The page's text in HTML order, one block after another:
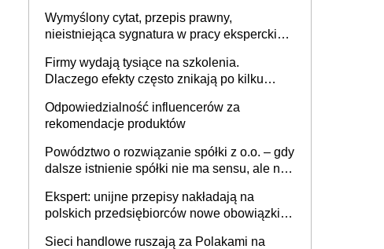
Wymyślony cytat, przepis prawny,
nieistniejąca sygnatura w pracy eksperckiej -
firmie
Firmy wydają tysiące na szkolenia.
Dlaczego efekty często znikają po kilku
Odpowiedzialność influencerów za
rekomendacje produktów
Powództwo o rozwiązanie spółki z o.o. – gdy
dalsze istnienie spółki nie ma sensu, ale nie
Ekspert: unijne przepisy nakładają na
polskich przedsiębiorców nowe obowiązki w
Sieci handlowe ruszają za Polakami na